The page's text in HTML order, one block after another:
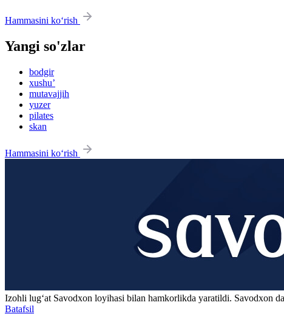
Hammasini ko‘rish
Yangi so'zlar
bodgir
xushu’
mutavajjih
yuzer
pilates
skan
Hammasini ko‘rish
Izohli lugʻat Savodxon loyihasi bilan hamkorlikda yaratildi. Savodxon
Batafsil